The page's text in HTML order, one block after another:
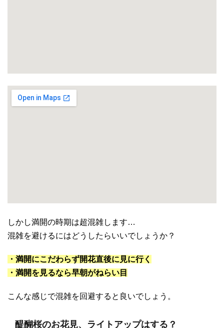
しかし満開の時期は超混雑します…
混雑を避けるにはどうしたらいいでしょうか？
・満開にこだわらず開花直後に見に行く
・満開を見るなら早朝がねらい目
こんな感じで混雑を回避すると良いでしょう。
醍醐桜のお花見、ライトアップはする？